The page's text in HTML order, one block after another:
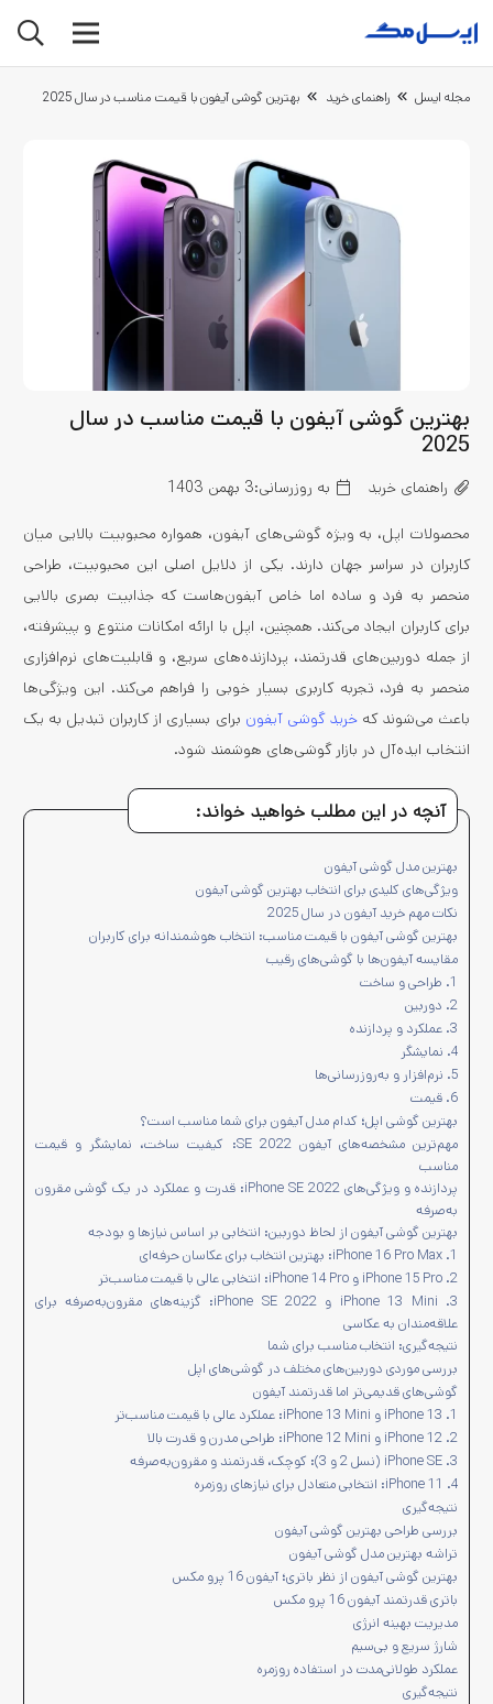
مجله ایسل راهنمای خرید بهترین گوشی آیفون با قیمت مناسب در سال 2025
بهترین گوشی آیفون با قیمت مناسب در سال
2025
راهنمای خرید به روزرسانی:3 بهمن 1403
محصولات اپل، به ویژه گوشی‌های آیفون، همواره محبوبیت بالایی میان
کاربران در سراسر جهان دارند. یکی از دلایل اصلی این محبوبیت، طراحی
منحصر به فرد و ساده اما خاص آیفون‌هاست که جذابیت بصری بالایی
برای کاربران ایجاد می‌کند. همچنین، اپل با ارائه امکانات متنوع و پیشرفته،
از جمله دوربین‌های قدرتمند، پردازنده‌های سریع، و قابلیت‌های نرم‌افزاری
منحصر به فرد، تجربه کاربری بسیار خوبی را فراهم می‌کند. این ویژگی‌ها
باعث می‌شوند کهخرید گوشی آیفون برای بسیاری از کاربران تبدیل به یک
انتخاب ایده‌آل در بازار گوشی‌های هوشمند شود.
آنچه در این مطلب خواهید خواند:
بهترین مدل گوشی آیفون
ویژگی‌های کلیدی برای انتخاب بهترین گوشی آیفون
نکات مهم خرید آیفون در سال 2025
بهترین گوشی آیفون با قیمت مناسب: انتخاب هوشمندانه برای کاربران
مقایسه آیفون‌ها با گوشی‌های رقیب
1. طراحی و ساخت
2. دوربین
3. عملکرد و پردازنده
4. نمایشگر
5. نرم‌افزار و به‌روزرسانی‌ها
6. قیمت
بهترین گوشی اپل؛ کدام مدل آیفون برای شما مناسب است؟
مهم‌ترین مشخصه‌های آیفون SE 2022: کیفیت ساخت، نمایشگر و قیمت
مناسب
پردازنده و ویژگی‌های iPhone SE 2022: قدرت و عملکرد در یک گوشی مقرون‌
به‌صرفه
بهترین گوشی آیفون از لحاظ دوربین: انتخابی بر اساس نیازها و بودجه
1. iPhone 16 Pro Max: بهترین انتخاب برای عکاسان حرفه‌ای
2. iPhone 15 Pro و iPhone 14 Pro: انتخابی عالی با قیمت مناسب‌تر
3. iPhone 13 Mini و iPhone SE 2022: گزینه‌های مقرون‌به‌صرفه برای
علاقه‌مندان به عکاسی
نتیجه‌گیری: انتخاب مناسب برای شما
بررسی موردی دوربین‌های مختلف در گوشی‌های اپل
گوشی‌های قدیمی‌تر اما قدرتمند آیفون
1. iPhone 13 و iPhone 13 Mini: عملکرد عالی با قیمت مناسب‌تر
2. iPhone 12 و iPhone 12 Mini: طراحی مدرن و قدرت بالا
3. iPhone SE (نسل 2 و 3): کوچک، قدرتمند و مقرون‌به‌صرفه
4. iPhone 11: انتخابی متعادل برای نیازهای روزمره
نتیجه‌گیری
بررسی طراحی بهترین گوشی آیفون
تراشه بهترین مدل گوشی آیفون
بهترین گوشی آیفون از نظر باتری؛ آیفون 16 پرو مکس
باتری قدرتمند آیفون 16 پرو مکس
مدیریت بهینه انرژی
شارژ سریع و بی‌سیم
عملکرد طولانی‌مدت در استفاده روزمره
نتیجه‌گیری